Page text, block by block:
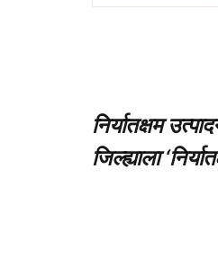
निर्यातक्षम
जिल्ह्याला